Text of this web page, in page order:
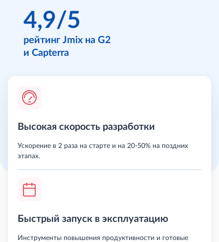
4,9/5
рейтинг Jmix на G2
и Capterra
Высокая скорость разработки
Ускорение в 2 раза на старте и на 20-50% на поздних
этапах.
Быстрый запуск в эксплуатацию
Инструменты повышения продуктивности и готовые